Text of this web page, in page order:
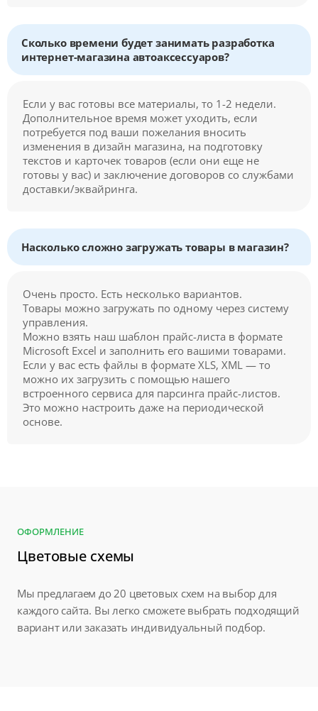
Сколько времени будет занимать разработка
интернет-магазина автоаксессуаров?
Если у вас готовы все материалы, то 1-2 недели.
Дополнительное время может уходить, если
потребуется под ваши пожелания вносить
изменения в дизайн магазина, на подготовку
текстов и карточек товаров (если они еще не
готовы у вас) и заключение договоров со службами
доставки/эквайринга.
Насколько сложно загружать товары в магазин?
Очень просто. Есть несколько вариантов.
Товары можно загружать по одному через систему
управления.
Можно взять наш шаблон прайс-листа в формате
Microsoft Excel и заполнить его вашими товарами.
Если у вас есть файлы в формате XLS, XML — то
можно их загрузить с помощью нашего
встроенного сервиса для парсинга прайс-листов.
Это можно настроить даже на периодической
основе.
ОФОРМЛЕНИЕ
Цветовые схемы
Мы предлагаем до 20 цветовых схем на выбор для
каждого сайта. Вы легко сможете выбрать подходящий
вариант или заказать индивидуальный подбор.